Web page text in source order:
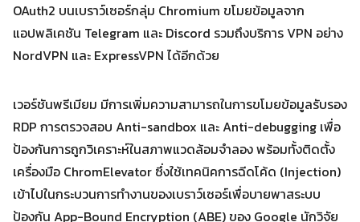
OAuth2 บนเบราว์เซอร์กลุ่ม Chromium ขโมยข้อมูลจาก
แอปพลิเคชัน Telegram และ Discord รวมถึงบริการ VPN อย่าง
NordVPN และ ExpressVPN ได้อีกด้วย
เวอร์ชันพรีเมียม มีการเพิ่มความสามารถในการขโมยข้อมูลรับรอง
RDP การตรวจสอบ Anti-sandbox และ Anti-debugging เพื่อ
ป้องกันการถูกวิเคราะห์ในสภาพแวดล้อมจำลอง พร้อมทั้งติดตั้ง
เครื่องมือ ChromElevator ซึ่งใช้เทคนิคการฉีดโค้ด (Injection)
เข้าไปในกระบวนการทำงานของเบราว์เซอร์เพื่อบายพาสระบบ
ป้องกัน App-Bound Encryption (ABE) ของ Google นักวิจัย